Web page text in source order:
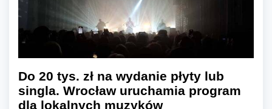
Do 20 tys. zł na wydanie płyty lub
singla. Wrocław uruchamia program
dla lokalnych muzyków